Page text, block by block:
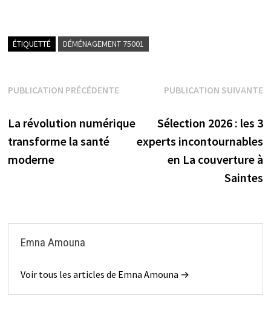
ÉTIQUETTÉ DÉMÉNAGEMENT 75001
Navigation
de
l’article
PUBLICATION PRÉCÉDENTE
La révolution numérique
transforme la santé
moderne
PUBLICATION SUIVANTE
Sélection 2026 : les 3
experts incontournables
en La couverture à
Saintes
Emna Amouna
Voir tous les articles de Emna Amouna →